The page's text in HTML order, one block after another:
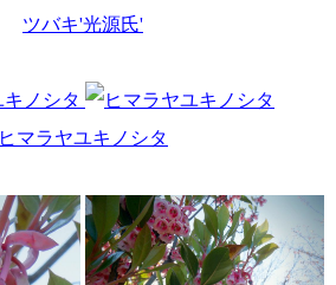
ツバキ'光源氏'
ヒマラヤユキノシタ